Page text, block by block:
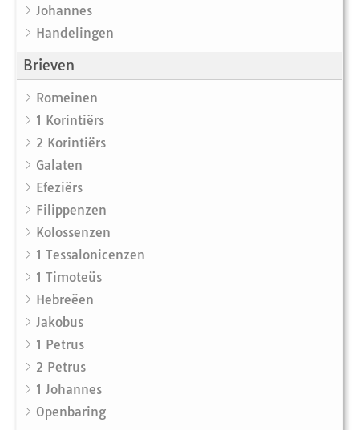
Johannes
Handelingen
Brieven
Romeinen
1 Korintiërs
2 Korintiërs
Galaten
Efeziërs
Filippenzen
Kolossenzen
1 Tessalonicenzen
1 Timoteüs
Hebreëen
Jakobus
1 Petrus
2 Petrus
1 Johannes
Openbaring